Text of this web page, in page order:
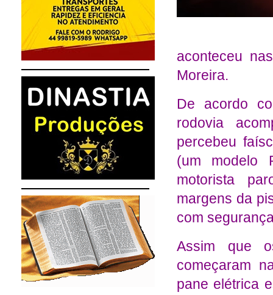
aconteceu
Moreira.
De acordo
rodovia
percebeuf
(um modelo
motorista
margens da
com
Assim que
começaram
pane elétrica